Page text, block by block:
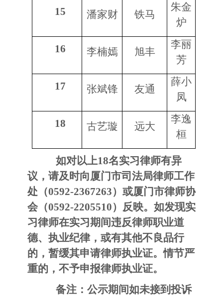
15 潘家财 铁马
朱金
炉
16 李楠嫣 旭丰
李丽
芳
17 张斌锋 友通
薛小
凤
18 古艺璇 远大
李逸
桓
如对以上18名实习律师有异
议，请及时向厦门市司法局律师工作
处（0592-2367263）或厦门市律师协
会（0592-2205510）反映。如发现实
习律师在实习期间违反律师职业道
德、执业纪律，或有其他不良品行
的，暂缓其申请律师执业证。情节严
重的，不予申报律师执业证。
备注：公示期间如未接到投诉